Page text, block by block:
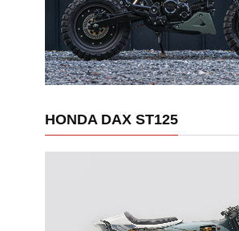
HONDA DAX ST125